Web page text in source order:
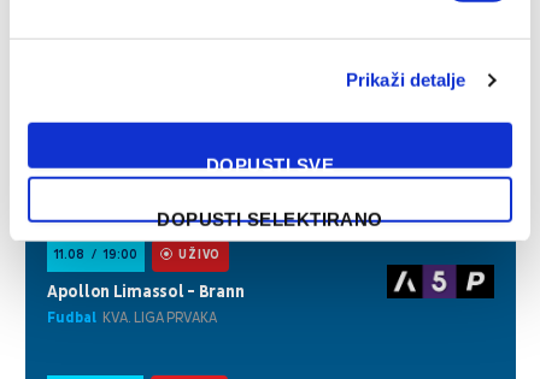
Prikaži detalje
DOPUSTI SVE
DOPUSTI SELEKTIRANO